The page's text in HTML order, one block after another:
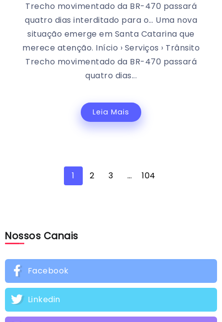
Trecho movimentado da BR-470 passará
quatro dias interditado para o… Uma nova
situação emerge em Santa Catarina que
merece atenção. Início › Serviços › Trânsito
Trecho movimentado da BR-470 passará
quatro dias...
Leia Mais
1 2 3 … 104
Nossos Canais
Facebook
Linkedin